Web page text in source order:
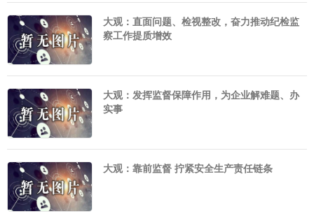
大观：直面问题、检视整改，奋力推动纪检监
察工作提质增效
大观：发挥监督保障作用，为企业解难题、办
实事
大观：靠前监督 拧紧安全生产责任链条